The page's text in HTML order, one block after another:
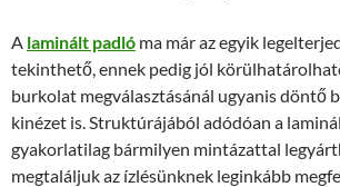
A laminált padló ma már az egyik
tekinthető, ennek pedig jól
burkolat megválasztásánál ugyanis döntő
kinézet is. Struktúrájából adódóan a
gyakorlatilag bármilyen mintázattal
megtaláljuk az ízlésünknek leginkább